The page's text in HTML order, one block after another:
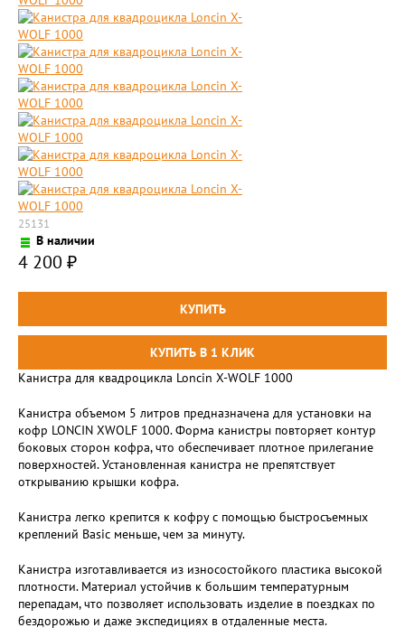
25131
В наличии
4 200 ₽
Канистра для квадроцикла Loncin X-WOLF 1000
Канистра объемом 5 литров предназначена для установки на
кофр LONCIN XWOLF 1000. Форма канистры повторяет контур
боковых сторон кофра, что обеспечивает плотное прилегание
поверхностей. Установленная канистра не препятствует
открыванию крышки кофра.
Канистра легко крепится к кофру с помощью быстросъемных
креплений Basic меньше, чем за минуту.
Канистра изготавливается из износостойкого пластика высокой
плотности. Материал устойчив к большим температурным
перепадам, что позволяет использовать изделие в поездках по
бездорожью и даже экспедициях в отдаленные места.